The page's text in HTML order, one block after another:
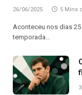
26/06/2025 5 Mins
Aconteceu nos dias
temporada…